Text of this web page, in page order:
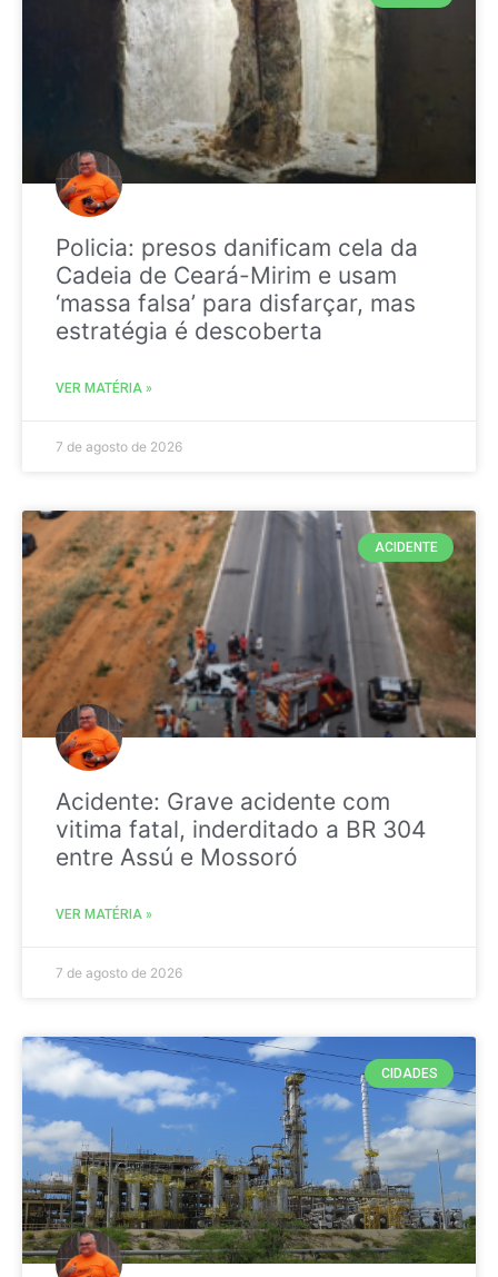
Policia: presos danificam cela da
Cadeia de Ceará-Mirim e usam
‘massa falsa’ para disfarçar, mas
estratégia é descoberta
VER MATÉRIA »
7 de agosto de 2026
ACIDENTE
Acidente: Grave acidente com
vitima fatal, inderditado a BR 304
entre Assú e Mossoró
VER MATÉRIA »
7 de agosto de 2026
CIDADES